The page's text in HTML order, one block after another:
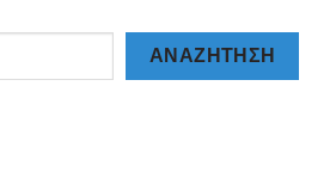
ΑΝΑΖΉΤΗΣΗ